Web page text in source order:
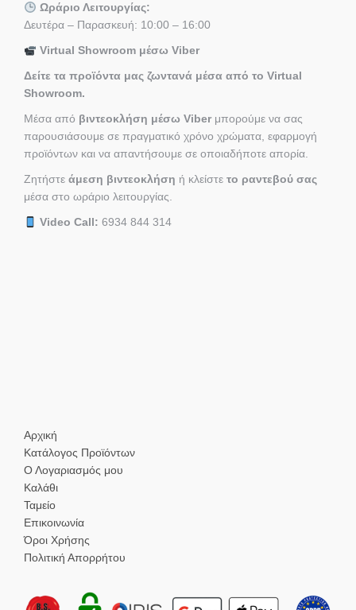
Ωράριο Λειτουργίας:
Δευτέρα – Παρασκευή: 10:00 – 16:00
Virtual Showroom μέσω Viber
Δείτε τα προϊόντα μας ζωντανά μέσα από το Virtual
Showroom.
Μέσα από βιντεοκλήση μέσω Viber μπορούμε να σας
παρουσιάσουμε σε πραγματικό χρόνο χρώματα, εφαρμογή
προϊόντων και να απαντήσουμε σε οποιαδήποτε απορία.
Ζητήστε άμεση βιντεοκλήση ή κλείστε το ραντεβού σας
μέσα στο ωράριο λειτουργίας.
Video Call: 6934 844 314
Αρχική
Κατάλογος Προϊόντων
Ο Λογαριασμός μου
Καλάθι
Ταμείο
Επικοινωνία
Όροι Χρήσης
Πολιτική Απορρήτου